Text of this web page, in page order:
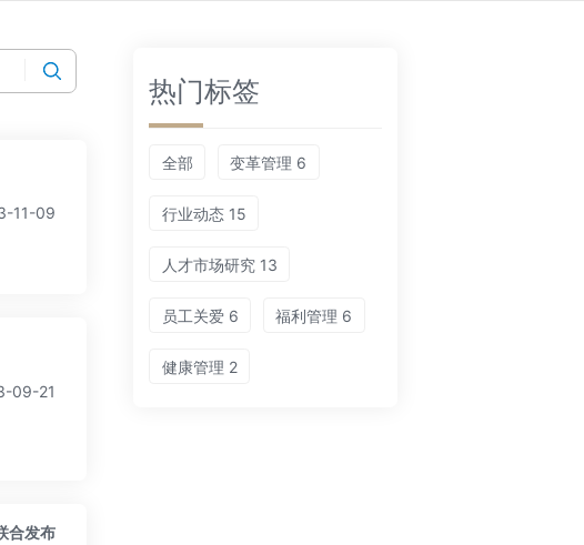
11-09
09-21
合发布
热门标签
全部 变革管理 6
行业动态 15
人才市场研究 13
员工关爱 6 福利管理 6
健康管理 2